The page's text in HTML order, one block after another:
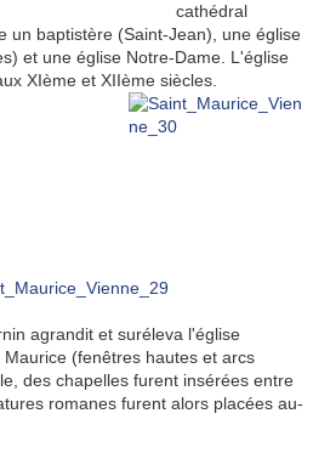
cathédral
un baptistère (Saint-Jean), une église
et une église Notre-Dame. L'église
XIème et XIIème siècles.
agrandit et suréleva l'église
(fenêtres hautes et arcs
des chapelles furent insérées entre
romanes furent alors placées au-